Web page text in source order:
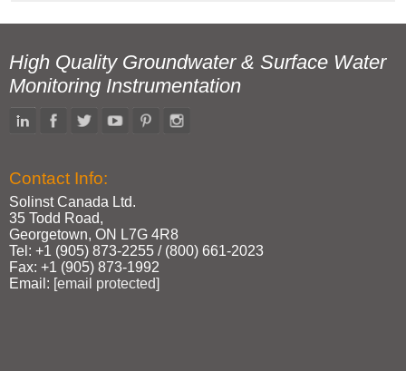
High Quality Groundwater & Surface Water
Monitoring Instrumentation
Contact Info:
Solinst Canada Ltd.
35 Todd Road,
Georgetown, ON L7G 4R8
Tel: +1 (905) 873‑2255 / (800) 661‑2023
Fax: +1 (905) 873‑1992
Email: [email protected]